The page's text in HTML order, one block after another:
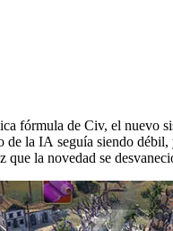
fórmula de Civ, el nuevo
la IA seguía siendo
la novedad se